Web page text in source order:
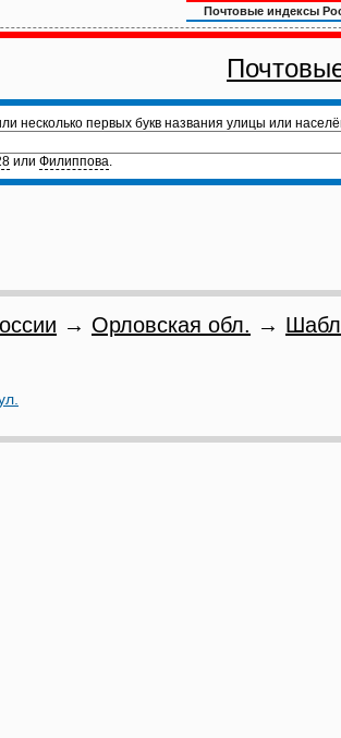
Почтовые индексы
несколько первых букв названия улицы или
или Филиппова.
→ Орловская обл. →